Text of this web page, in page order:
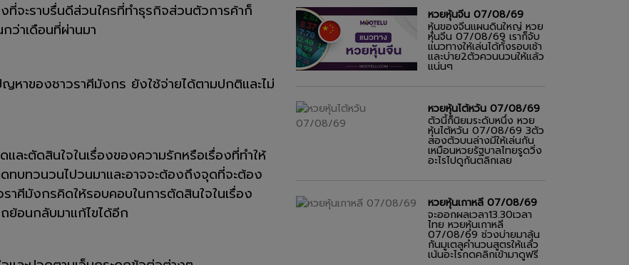
จะราบรื่นดีส่วนใครที่ทำธุรกิจส่วนตัวการค้าก็
ว่าเดือนที่ผ่านมา
ญหาของชาวราศีมังกร ยังใช้จ่ายได้ตามปกติและไม่
ะตัดสินใจในเรื่องของความรักหรือเรื่องที่ทำให้
ทบทวนวนไปวนมาและอาจจะต้องถึงจุดที่จะต้อง
าศีมังกรคิดให้รอบคอบในการตัดสินใจในเรื่อง
ย้อนกลับมาแก้ไขได้อีก
หวยหุ้นจีน 07/08/69
หุ้นของจีนแผนดินใหญ่ หวย
หุ้นจีน 07/08/69 เราก็จับ
แนวทางให้เล่นได้ทั้งรอบเช้า
และบ่าย2ตัวควนนวนให้แล้ว
แน่นๆ
หวยหุ้นไต้หวัน 07/08/69
ตัวนี้ก็นิยมระดับหนึ่ง หวย
หุ้นไต้หวัน 07/08/69 3ตัว
สองตัวบนล่างมีให้เล่นกัน
เหมือนหวยรัฐบาลไทยรูดวิ่ง
อะไรไปดูกันตลิกเลย
หวยหุ้นเกาหลี 07/08/69
จะออกผลเวลา13.30เวลา
ไทย หวยหุ้นเกาหลี
07/08/69 ช่วงบ่ายมาลุ้น
กันมูเตลูคำนวนสูตรให้แล้ว
เน้นอะไรกดคลิกเข้ามาดูฟรี